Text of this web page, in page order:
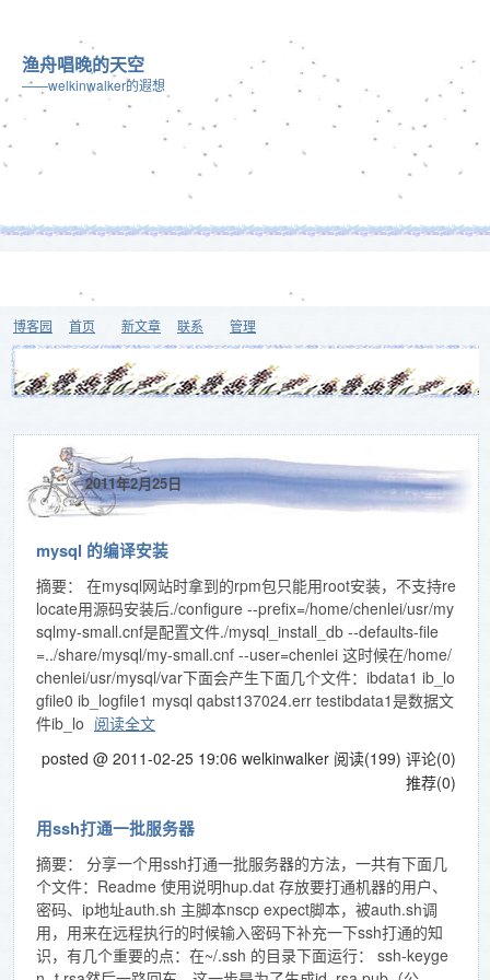
渔舟唱晚的天空
——welkinwalker的遐想
博客园 首页 新文章 联系 管理
2011年2月25日
mysql 的编译安装
摘要： 在mysql网站时拿到的rpm包只能用root安装，不支持re
locate用源码安装后./configure --prefix=/home/chenlei/usr/my
sqlmy-small.cnf是配置文件./mysql_install_db --defaults-file
=../share/mysql/my-small.cnf --user=chenlei 这时候在/home/
chenlei/usr/mysql/var下面会产生下面几个文件：ibdata1 ib_lo
gfile0 ib_logfile1 mysql qabst137024.err testibdata1是数据文
件ib_lo 阅读全文
posted @ 2011-02-25 19:06 welkinwalker 阅读(199) 评论(0)
推荐(0)
用ssh打通一批服务器
摘要： 分享一个用ssh打通一批服务器的方法，一共有下面几
个文件：Readme 使用说明hup.dat 存放要打通机器的用户、
密码、ip地址auth.sh 主脚本nscp expect脚本，被auth.sh调
用，用来在远程执行的时候输入密码下补充一下ssh打通的知
识，有几个重要的点：在~/.ssh 的目录下面运行： ssh-keyge